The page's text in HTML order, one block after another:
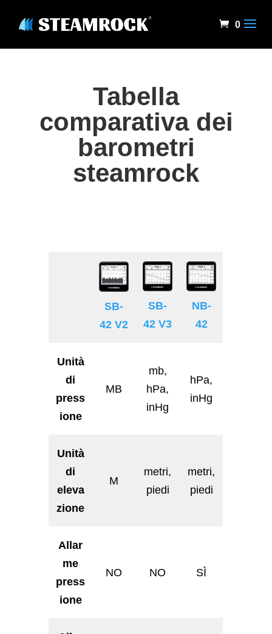
0
Tabella
comparativa dei
barometri
steamrock
SB-
42 V2
SB-
42 V3
NB-
42
Unità
di
press
ione
MB
mb,
hPa,
inHg
hPa,
inHg
Unità
di
eleva
zione
M
metri,
piedi
metri,
piedi
Allar
me
press
ione
NO NO SÌ